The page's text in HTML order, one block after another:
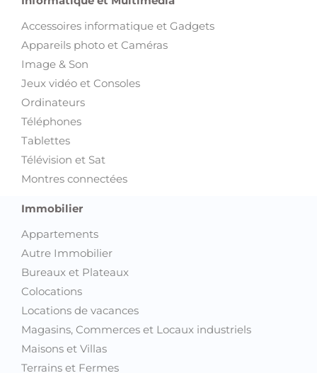
Accessoires informatique et Gadgets
Appareils photo et Caméras
Image & Son
Jeux vidéo et Consoles
Ordinateurs
Téléphones
Tablettes
Télévision et Sat
Montres connectées
Immobilier
Appartements
Autre Immobilier
Bureaux et Plateaux
Colocations
Locations de vacances
Magasins, Commerces et Locaux industriels
Maisons et Villas
Terrains et Fermes